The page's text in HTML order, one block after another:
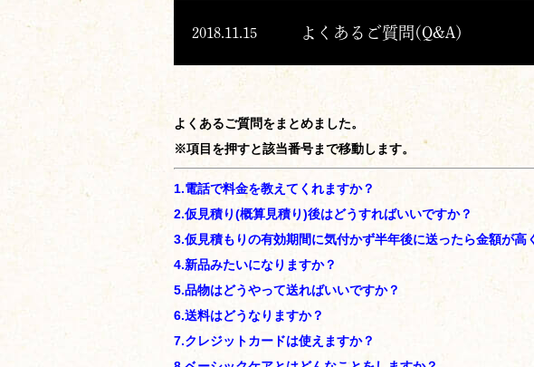
2018.11.15 よくあるご質問(Q&A)
よくあるご質問をまとめました。
※項目を押すと該当番号まで移動します。
1.電話で料金を教えてくれますか？
2.仮見積り(概算見積り)後はどうすればいいですか？
3.仮見積もりの有効期間に気付かず半年後に送ったら金額が
4.新品みたいになりますか？
5.品物はどうやって送ればいいですか？
6.送料はどうなりますか？
7.クレジットカードは使えますか？